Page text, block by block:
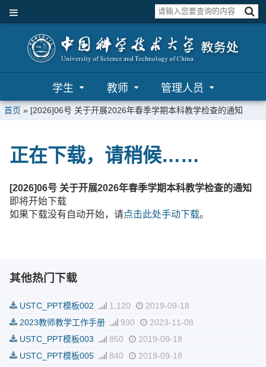
学生 教师 管理人员
首页 » [2026]06号 关于开展2026年春季学期本科教学检查的通知
正在下载，请稍候……
[2026]06号 关于开展2026年春季学期本科教学检查的通知
即将开始下载
如果下载没有自动开始，请点击此处手动下载。
其他热门下载
USTC_PPT模板002 1,120
2019-09-18
2023教师教学工作手册
930
2023-11-08
USTC_PPT模板003
850
2019-09-18
USTC_PPT模板005
840
2019-09-18